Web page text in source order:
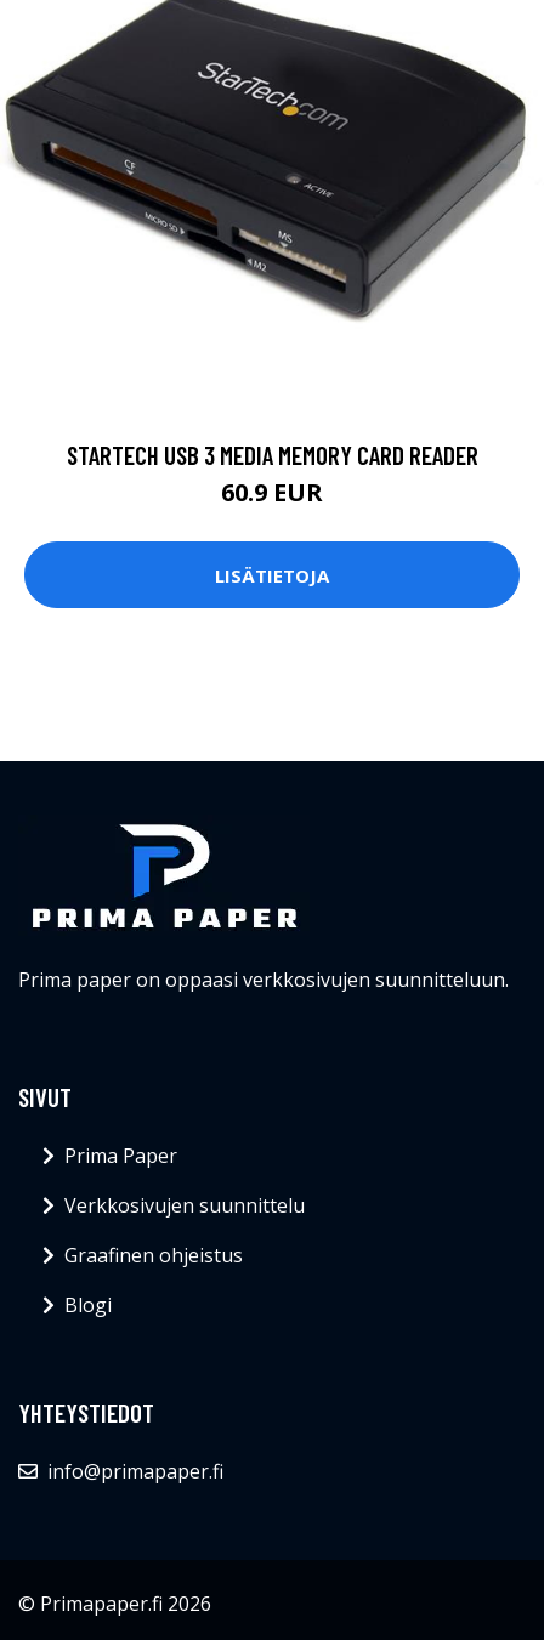
STARTECH USB 3 MEDIA MEMORY CARD READER
60.9 EUR
LISÄTIETOJA
Prima paper on oppaasi verkkosivujen suunnitteluun.
SIVUT
Prima Paper
Verkkosivujen suunnittelu
Graafinen ohjeistus
Blogi
YHTEYSTIEDOT
info@primapaper.fi
© Primapaper.fi 2026